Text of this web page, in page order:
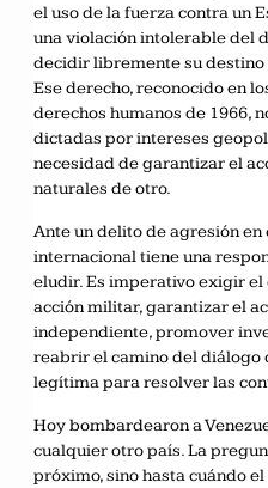
el uso de la fuerza contra un
una violación intolerable del
decidir libremente su destino
Ese derecho, reconocido en
derechos humanos de 1966,
dictadas por intereses
necesidad de garantizar el
naturales de otro.
Ante un delito de agresión en
internacional tiene una
eludir. Es imperativo exigir
acción militar, garantizar el
independiente, promover
reabrir el camino del diálogo
legítima para resolver las
Hoy bombardearon a
cualquier otro país. La
próximo, sino hasta cuándo